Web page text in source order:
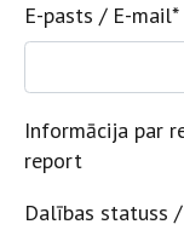
E-pasts / E-mail*
Informācija par
report
Dalības statuss